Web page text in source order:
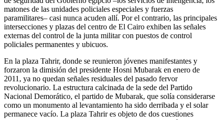
matones de las unidades policiales especiales y fuerzas
paramilitares– casi nunca acuden allí. Por el contrario, las principales
intersecciones y plazas del centro de El Cairo exhiben las señales
externas del control de la junta militar con puestos de control
policiales permanentes y ubicuos.
En la plaza Tahrir, donde se reunieron jóvenes manifestantes y
forzaron la dimisión del presidente Hosni Mubarak en enero de
2011, ya no quedan señales residuales del pasado fervor
revolucionario. La estructura calcinada de la sede del Partido
Nacional Demorático, el partido de Mubarak, que solía considerarse
como un monumento al levantamiento ha sido derribada y el solar
permanece vacío. La plaza Tahrir es objeto de dos cuestiones